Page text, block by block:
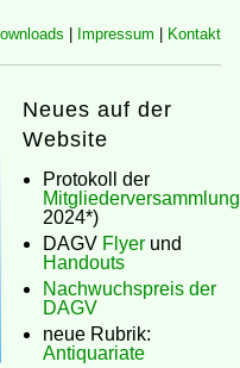
Impressum Kontakt
Neues auf der
Website
Protokoll der
Mitgliederversammlung
2024*)
DAGV Flyer und
Handouts
Nachwuchspreis der
DAGV
neue Rubrik:
Antiquariate